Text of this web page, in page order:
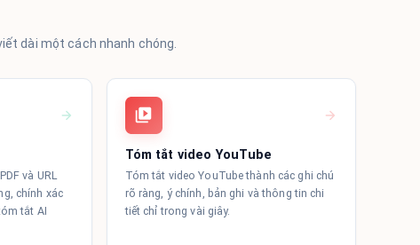
dài một cách nhanh chóng.
và URL
chính xác
tắt AI
Tóm tắt video YouTube
Tóm tắt video YouTube thành các ghi chú
rõ ràng, ý chính, bản ghi và thông tin chi
tiết chỉ trong vài giây.